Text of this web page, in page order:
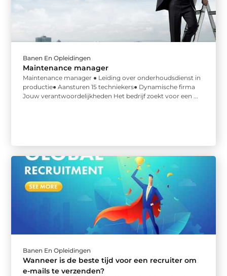
Banen En Opleidingen
Maintenance manager
Maintenance manager ● Leiding over onderhoudsdienst in
productie● Aansturen 15 techniekers● Dynamische firma
Jouw verantwoordelijkheden Het bedrijf zoekt voor een ...
Banen En Opleidingen
Wanneer is de beste tijd voor een recruiter om
e-mails te verzenden?